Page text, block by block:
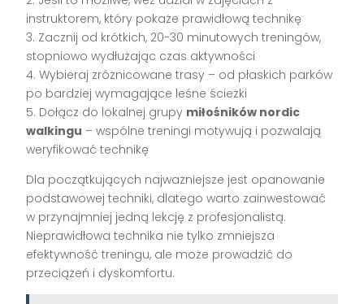
instruktorem, który pokaże prawidłową technikę
3. Zacznij od krótkich, 20-30 minutowych treningów,
stopniowo wydłużając czas aktywności
4. Wybieraj zróżnicowane trasy – od płaskich parków
po bardziej wymagające leśne ścieżki
5. Dołącz do lokalnej grupy miłośników nordic
walkingu – wspólne treningi motywują i pozwalają
weryfikować technikę
Dla początkujących najważniejsze jest opanowanie
podstawowej techniki, dlatego warto zainwestować
w przynajmniej jedną lekcję z profesjonalistą.
Nieprawidłowa technika nie tylko zmniejsza
efektywność treningu, ale może prowadzić do
przeciążeń i dyskomfortu.